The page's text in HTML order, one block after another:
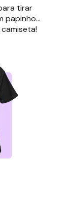
tirar
papinho...